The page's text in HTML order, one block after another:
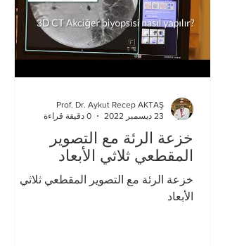
خزعة الرئة مع التصوير
المقطعي ثلاثي الأبعاد
خزعة الرئة مع التصوير المقطعي ثلاثي
الأبعاد
Prof. Dr. Aykut Recep AKTAŞ
23 ديسمبر 2022
0 دقيقة قراءة